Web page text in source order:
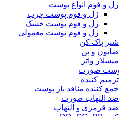
ژل و فوم انواع پوست
ژل و فوم پوست چرب
ژل و فوم پوست خشک
ژل و فوم پوست معمولی
شیر پاک کن
صابون و پن
میسلار واتر
صورت
ترمیم کننده
جمع کننده منافذ باز پوست
ضد التهاب صورت
ضد قرمزی و التهاب